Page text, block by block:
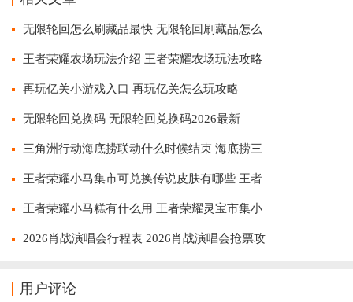
无限轮回怎么刷藏品最快 无限轮回刷藏品怎么
王者荣耀农场玩法介绍 王者荣耀农场玩法攻略
再玩亿关小游戏入口 再玩亿关怎么玩攻略
无限轮回兑换码 无限轮回兑换码2026最新
三角洲行动海底捞联动什么时候结束 海底捞三
王者荣耀小马集市可兑换传说皮肤有哪些 王者
王者荣耀小马糕有什么用 王者荣耀灵宝市集小
2026肖战演唱会行程表 2026肖战演唱会抢票攻
用户评论